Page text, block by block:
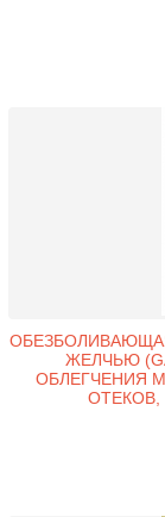
ЖЕЛЧЬЮ
ОБЛЕГЧЕНИЯ
ОТЕКОВ,